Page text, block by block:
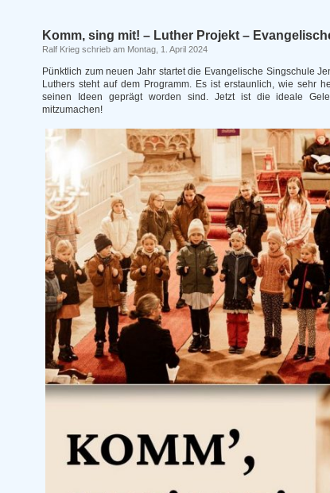
Komm, sing mit! – Luther Projekt –
Ralf Krieg schrieb am Montag, 1. April 2024
Pünktlich zum neuen Jahr startet die Evangelische Singschule
Luthers steht auf dem Programm. Es ist erstaunlich, wie sehr
seinen Ideen geprägt worden sind. Jetzt ist die ideale
mitzumachen!